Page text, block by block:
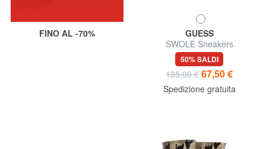
FINO AL -70%
GUESS
SWOLE Sneakers
50% SALDI
135,00 € 67,50 €
Spedizione gratuita